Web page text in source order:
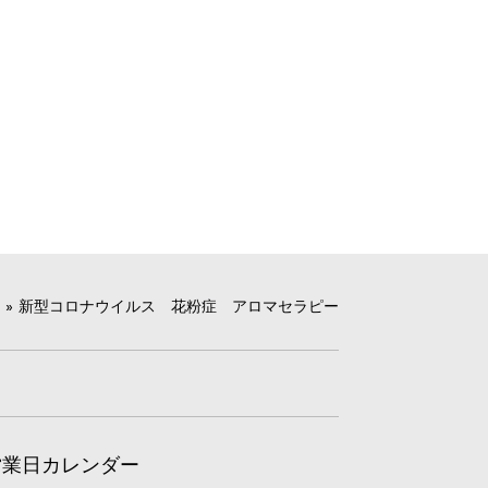
» 新型コロナウイルス 花粉症 アロマセラピー
日カレンダー